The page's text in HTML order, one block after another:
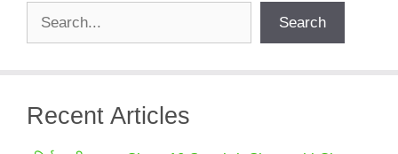
Search
Recent Articles